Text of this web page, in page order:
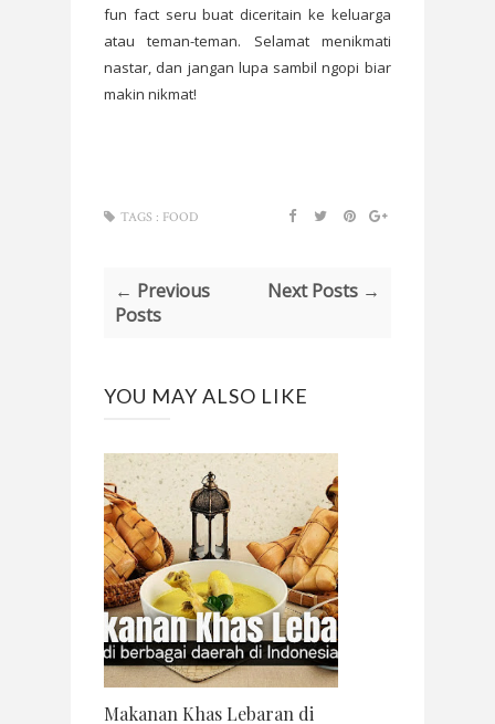
fun fact seru buat diceritain ke keluarga
atau teman-teman. Selamat menikmati
nastar, dan jangan lupa sambil ngopi biar
makin nikmat!
TAGS : FOOD
← Previous
Posts
Next Posts →
YOU MAY ALSO LIKE
Makanan Khas Lebaran di